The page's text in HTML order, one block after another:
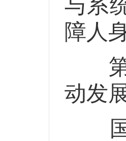
与系
障人
第
动发
国